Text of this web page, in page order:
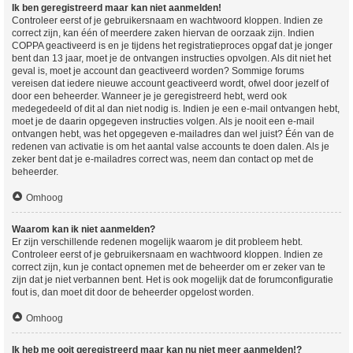
Ik ben geregistreerd maar kan niet aanmelden!
Controleer eerst of je gebruikersnaam en wachtwoord kloppen. Indien ze
correct zijn, kan één of meerdere zaken hiervan de oorzaak zijn. Indien
COPPA geactiveerd is en je tijdens het registratieproces opgaf dat je jonger
bent dan 13 jaar, moet je de ontvangen instructies opvolgen. Als dit niet het
geval is, moet je account dan geactiveerd worden? Sommige forums
vereisen dat iedere nieuwe account geactiveerd wordt, ofwel door jezelf of
door een beheerder. Wanneer je je geregistreerd hebt, werd ook
medegedeeld of dit al dan niet nodig is. Indien je een e-mail ontvangen hebt,
moet je de daarin opgegeven instructies volgen. Als je nooit een e-mail
ontvangen hebt, was het opgegeven e-mailadres dan wel juist? Één van de
redenen van activatie is om het aantal valse accounts te doen dalen. Als je
zeker bent dat je e-mailadres correct was, neem dan contact op met de
beheerder.
Omhoog
Waarom kan ik niet aanmelden?
Er zijn verschillende redenen mogelijk waarom je dit probleem hebt.
Controleer eerst of je gebruikersnaam en wachtwoord kloppen. Indien ze
correct zijn, kun je contact opnemen met de beheerder om er zeker van te
zijn dat je niet verbannen bent. Het is ook mogelijk dat de forumconfiguratie
fout is, dan moet dit door de beheerder opgelost worden.
Omhoog
Ik heb me ooit geregistreerd maar kan nu niet meer aanmelden!?